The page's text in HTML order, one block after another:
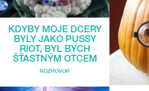
KDYBY MOJE DCERY
BYLY JAKO PUSSY
RIOT, BYL BYCH
ŠŤASTNÝM OTCEM
ROZHOVOR